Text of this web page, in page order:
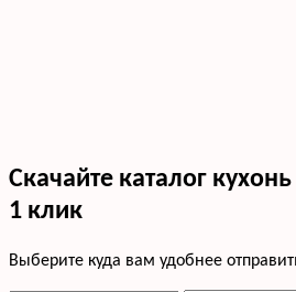
Скачайте каталог
1 клик
Выберите куда вам удобнее